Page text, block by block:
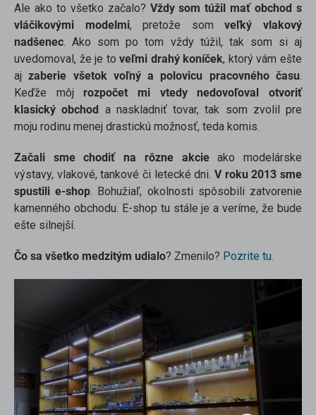
Ale ako to všetko začalo? Vždy som túžil mať obchod s
vláčikovými modelmi, pretože somveľký vlakový
nadšenec. Ako som po tom vždy túžil, tak som si aj
uvedomoval, že je toveľmi drahý koníček, ktorý vám ešte
ajzaberie všetok voľný a polovicu pracovného času.
Keďže môj rozpočet mi vtedy nedovoľoval otvoriť
klasický obchod a naskladniť tovar, tak som zvolil pre
moju rodinu menej drastickú možnosť, teda komis.
Začali sme chodiť na rôzne akcieako modelárske
výstavy, vlakové, tankové či letecké dni. V roku 2013 sme
spustili e-shop. Bohužiaľ, okolnosti spôsobili zatvorenie
kamenného obchodu. E-shop tu stále je a veríme, že bude
ešte silnejší.
Čo sa všetko medzitým udialo? Zmenilo? Pozrite tu.